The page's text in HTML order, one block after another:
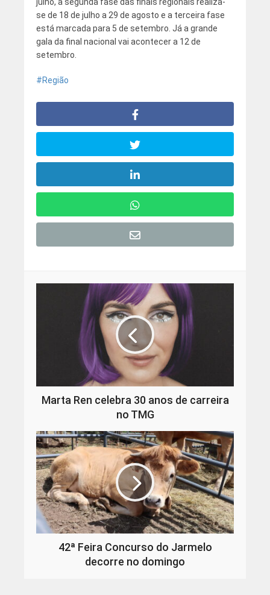
se de 18 de julho a 29 de agosto e a terceira fase
está marcada para 5 de setembro. Já a grande
gala da final nacional vai acontecer a 12 de
setembro.
Região
Marta Ren celebra 30 anos de carreira
no TMG
42ª Feira Concurso do Jarmelo
decorre no domingo